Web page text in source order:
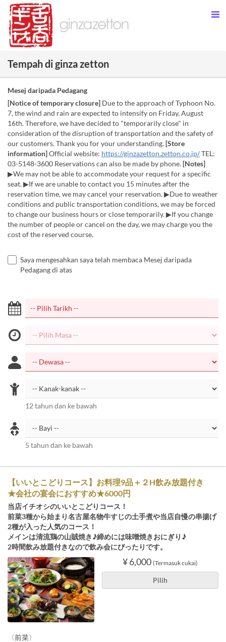
Tempah di ginza zetton
Mesej daripada Pedagang
[Notice of temporary closure] Due to the approach of Typhoon No.
7, the wind and rain are expected to intensify on Friday, August
16th. Therefore, we have decided to "temporarily close" in
consideration of the disruption of transportation and the safety of
our customers. Thank you for your understanding.[Store
information]Official website: https://ginzazetton.zetton.co.jp/TEL:
03-5148-3600 Reservations can also be made by phone.[Notes]
▶We may not be able to accommodate your request for a specific
seat. ▶If we are unable to contact you 15 minutes after the
reservation time, we may cancel your reservation. ▶Due to weather
conditions and public transportation conditions, we may be forced
to change our business hours or close temporarily. ▶If you change
the number of people or cancel on the day, we may charge you the
cost of the reserved course.
Saya mengesahkan saya telah membaca Mesej daripada
Pedagang di atas
12 tahun dan ke bawah
5 tahun dan ke bawah
【いいとこどりコース】お料理9品＋２H飲み放題付き
★会社の宴会におすすめ★6000円
当店イチオシのいいとこどりコース！
前菜3種から始まり名古屋名物牛すじの土手煮や当店自慢の串揚げ
2種が入った人気のコース！
メインは清流鶏の山賊焼き♪締めには味噌焼きおにぎり♪
2時間飲み放題付きなので飲み会にぴったりです。
¥ 6,000 (Termasuk cukai)
Pilih
〈前菜〉